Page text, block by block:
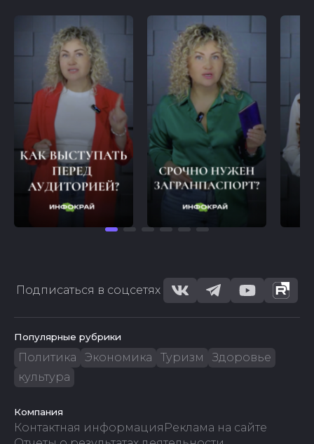
Подписаться в соцсетях
Популярные рубрики
Политика Экономика Туризм
Здоровье
культура
Компания
Контактная информация Реклама на сайте